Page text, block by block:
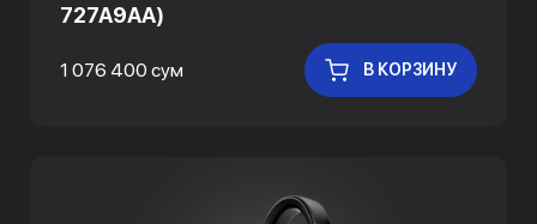
727A9AA)
1 076 400 сум В КОРЗИНУ